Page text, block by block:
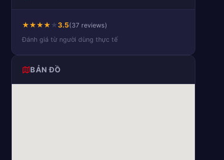
★★★★★3.5(37 reviews)
Đánh giá từ người dùng thực tế
BẢN ĐỒ